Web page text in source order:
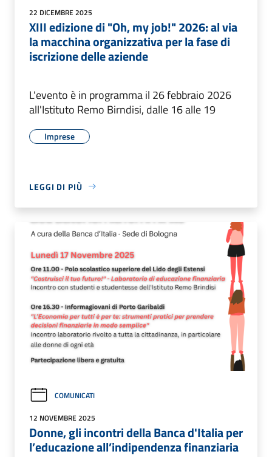
22 DICEMBRE 2025
XIII edizione di "Oh, my job!" 2026: al via
la macchina organizzativa per la fase di
iscrizione delle aziende
L'evento è in programma il 26 febbraio 2026
all'Istituto Remo Birndisi, dalle 16 alle 19
Imprese
LEGGI DI PIÙ
COMUNICATI
12 NOVEMBRE 2025
Donne, gli incontri della Banca d'Italia per
l’educazione all’indipendenza finanziaria